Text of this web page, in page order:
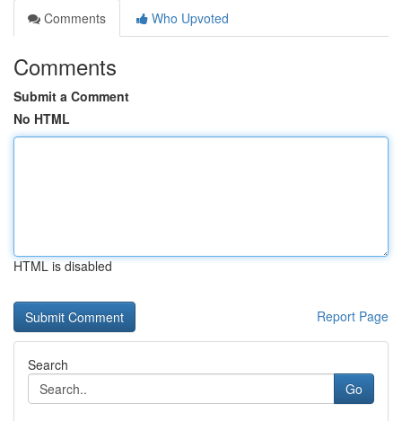
Comments
Who Upvoted
Comments
Submit a Comment
No HTML
HTML is disabled
Report Page
Search
Go